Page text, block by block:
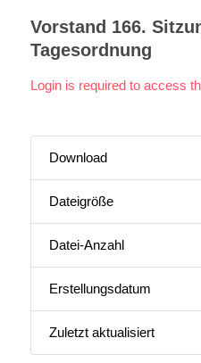
Vorstand 166.
Tagesordnung
Login is required to access
Download
Dateigröße
Datei-Anzahl
Erstellungsdatum
Zuletzt aktualisiert